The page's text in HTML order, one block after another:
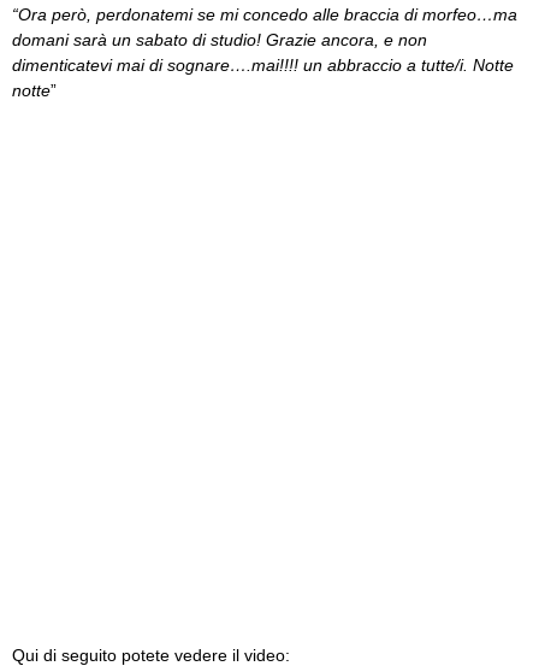
“Ora però, perdonatemi se mi concedo alle braccia di morfeo…ma
domani sarà un sabato di studio! Grazie ancora, e non
dimenticatevi mai di sognare….mai!!!! un abbraccio a tutte/i. Notte
notte”
Qui di seguito potete vedere il video: